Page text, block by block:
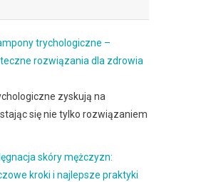
trychologiczne –
rozwiązania dla zdrowia
zyskują na
się nie tylko rozwiązaniem
skóry mężczyzn:
kroki i najlepsze praktyki